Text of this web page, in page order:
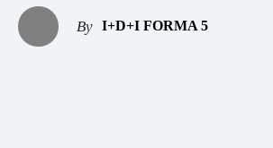
I+D+I FORMA 5